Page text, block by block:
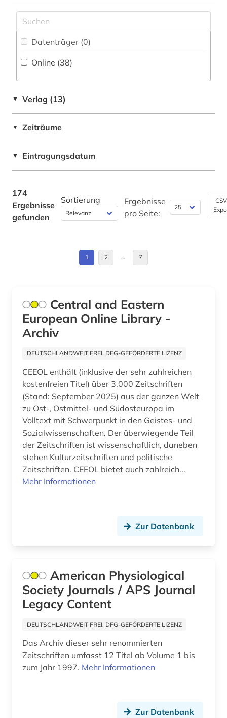
galloromanistik (1)
gbv (1)
geowissenschaften (2)
geschichte (7)
großbritannien (1)
hebraica (1)
hydrologie (1)
informatik (2)
informationswissenschaften (1)
judaica (1)
judaistik (1)
jüdische studien (1)
klassische philologie (1)
kommunikation (1)
literatur (3)
literaturwissenschaft (1)
massenkommunikation (1)
Belarus (1)
Bulgarien (1)
China (4)
GUS (1)
Jugoslawien (1)
Kroatien (1)
Litauen (1)
Makedonien (2)
Moldawien (2)
Montenegro (1)
Niederlande (1)
Nordamerika (1)
Ostmitteleuropa (3)
Polen (2)
Rumänien (1)
Russland, Sowjetunion (5)
Slowakei (1)
Datenträger (0)
Online (38)
▼ Verlag (13)
▼ Zeiträume
▼ Eintragungsdatum
174
Ergebnisse
gefunden
Sortierung
Ergebnisse
pro Seite:
1 2 … 7
Central and Eastern
European Online Library -
Archiv
DEUTSCHLANDWEIT FREI, DFG-GEFÖRDERTE LIZENZ
CEEOL enthält (inklusive der sehr zahlreichen
kostenfreien Titel) über 3.000 Zeitschriften
(Stand: September 2025) aus der ganzen Welt
zu Ost-, Ostmittel- und Südosteuropa im
Volltext mit Schwerpunkt in den Geistes- und
Sozialwissenschaften. Der überwiegende Teil
der Zeitschriften ist wissenschaftlich, daneben
stehen Kulturzeitschriften und politische
Zeitschriften. CEEOL bietet auch zahlreich...
Mehr Informationen
Zur Datenbank
American Physiological
Society Journals / APS Journal
Legacy Content
DEUTSCHLANDWEIT FREI, DFG-GEFÖRDERTE LIZENZ
Das Archiv dieser sehr renommierten
Zeitschriften umfasst 12 Titel ab Volume 1 bis
zum Jahr 1997. Mehr Informationen
Zur Datenbank